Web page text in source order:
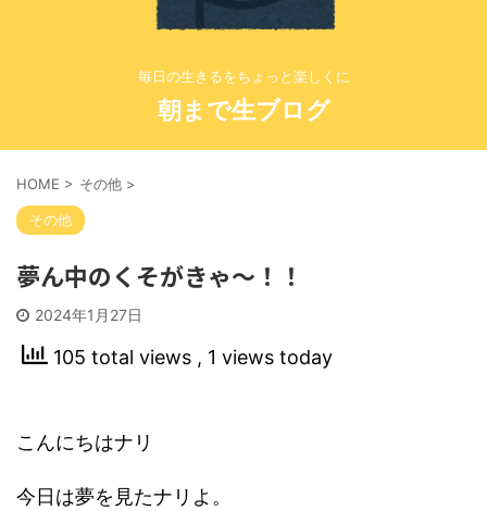
毎日の生きるをちょっと楽しくに
朝まで生ブログ
HOME > その他 >
その他
夢ん中のくそがきゃ〜！！
2024年1月27日
105 total views , 1 views today
こんにちはナリ
今日は夢を見たナリよ。